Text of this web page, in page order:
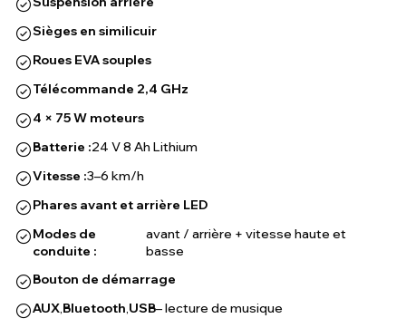
Sièges en similicuir
Roues EVA souples
Télécommande 2,4 GHz
4 × 75 W moteurs
Batterie :24 V 8 Ah Lithium
Vitesse :3–6 km/h
Phares avant et arrière LED
Modes de
conduite :
avant / arrière + vitesse haute et
basse
Bouton de démarrage
AUX,Bluetooth,USB– lecture de musique